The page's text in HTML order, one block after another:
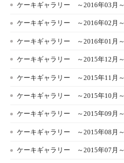
ケーキギャラリー ～2016年03月～
ケーキギャラリー ～2016年02月～
ケーキギャラリー ～2016年01月～
ケーキギャラリー ～2015年12月～
ケーキギャラリー ～2015年11月～
ケーキギャラリー ～2015年10月～
ケーキギャラリー ～2015年09月～
ケーキギャラリー ～2015年08月～
ケーキギャラリー ～2015年07月～